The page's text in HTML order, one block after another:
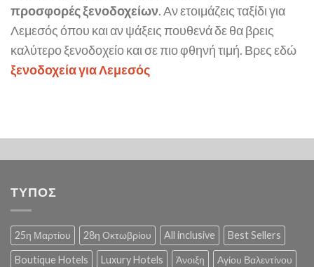
προσφορές ξενοδοχείων. Αν ετοιμάζεις ταξίδι για
Λεμεσός όπου και αν ψάξεις πουθενά δε θα βρεις
καλύτερο ξενοδοχείο και σε πιο φθηνή τιμή. Βρες εδώ
ξενοδοχεία για Λεμεσός
ΤΥΠΟΣ
25η Μαρτίου 28η Οκτωβρίου All inclusive Best Sellers
Boutique Hotels Luxury Hotels Άνοιξη Αγίου Βαλεντίνου